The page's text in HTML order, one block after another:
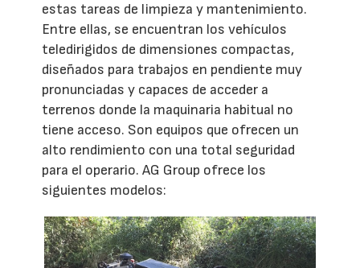
estas tareas de limpieza y mantenimiento.
Entre ellas, se encuentran los vehículos
teledirigidos de dimensiones compactas,
diseñados para trabajos en pendiente muy
pronunciadas y capaces de acceder a
terrenos donde la maquinaria habitual no
tiene acceso. Son equipos que ofrecen un
alto rendimiento con una total seguridad
para el operario. AG Group ofrece los
siguientes modelos: